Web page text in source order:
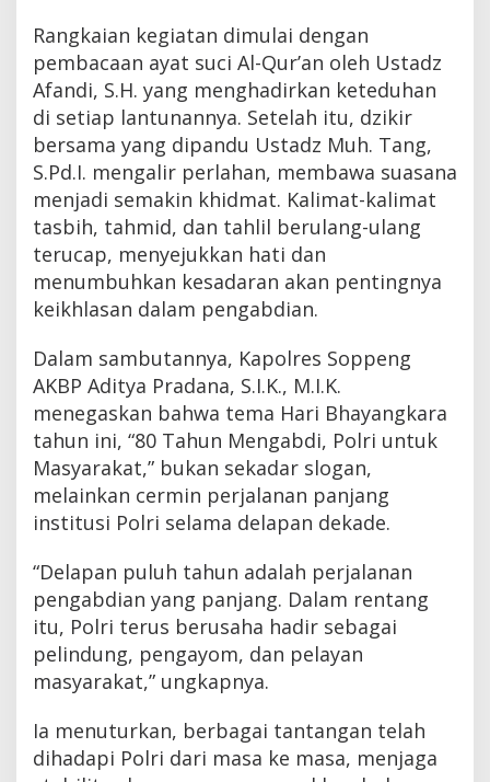
Rangkaian kegiatan dimulai dengan
pembacaan ayat suci Al-Qur’an oleh Ustadz
Afandi, S.H. yang menghadirkan keteduhan
di setiap lantunannya. Setelah itu, dzikir
bersama yang dipandu Ustadz Muh. Tang,
S.Pd.I. mengalir perlahan, membawa suasana
menjadi semakin khidmat. Kalimat-kalimat
tasbih, tahmid, dan tahlil berulang-ulang
terucap, menyejukkan hati dan
menumbuhkan kesadaran akan pentingnya
keikhlasan dalam pengabdian.
Dalam sambutannya, Kapolres Soppeng
AKBP Aditya Pradana, S.I.K., M.I.K.
menegaskan bahwa tema Hari Bhayangkara
tahun ini, “80 Tahun Mengabdi, Polri untuk
Masyarakat,” bukan sekadar slogan,
melainkan cermin perjalanan panjang
institusi Polri selama delapan dekade.
“Delapan puluh tahun adalah perjalanan
pengabdian yang panjang. Dalam rentang
itu, Polri terus berusaha hadir sebagai
pelindung, pengayom, dan pelayan
masyarakat,” ungkapnya.
Ia menuturkan, berbagai tantangan telah
dihadapi Polri dari masa ke masa, menjaga